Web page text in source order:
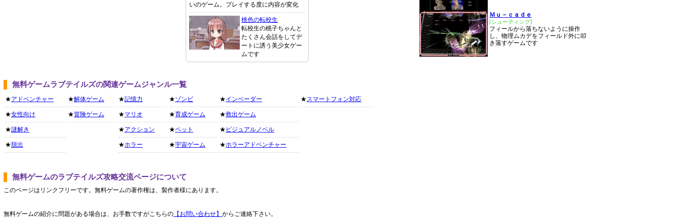
いのゲーム。プレイする度に内容が変化
桃色の転校生
転校生の桃子ちゃんと
たくさん会話をしてデ
ートに誘う美少女ゲー
ムです
無料ゲームラブテイルズの関連ゲームジャンル一覧
★アドベンチャー
★女性向け
★謎解き
★ 脱出
★解体ゲーム
★冒険ゲーム
★記憶力
★マリオ
★アクション
★ホラー
★ゾンビ
★育成ゲーム
★ペット
★宇宙ゲーム
★インベーダー
★救出ゲーム
★ ビジュアルノベル
★ホラーアドベンチャー
★スマートフォン対応
無料ゲームのラブテイルズ攻略交流ページについて
このページはリンクフリーです。無料ゲームの著作権は、製作者様にあります。
無料ゲームの紹介に問題がある場合は、お手数ですがこちらの 【お問い合わせ】 からご連絡下さい。
Ｍｕ－ｃａｄｅ
[シューティング]
フィールから落ちないように操作
し、物理ムカデをフィールド外に叩
き落すゲームです